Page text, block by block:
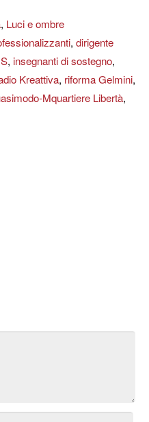
, Luci e ombre
, dirigente
, insegnanti di sostegno,
Kreattiva, riforma Gelmini,
Mquartiere Libertà,